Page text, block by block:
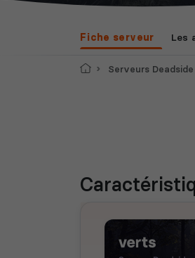
Fiche serveur Les
AccueilServeurs Deadside